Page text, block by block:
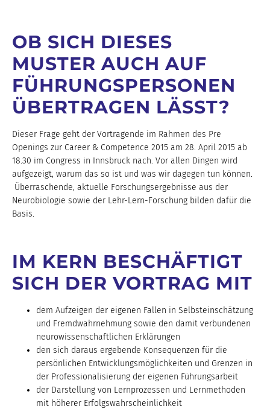
OB SICH DIESES
MUSTER AUCH AUF
FÜHRUNGSPERSONEN
ÜBERTRAGEN LÄSST?
Dieser Frage geht der Vortragende im Rahmen des Pre
Openings zur Career & Competence 2015 am 28. April 2015 ab
18.30 im Congress in Innsbruck nach. Vor allen Dingen wird
aufgezeigt, warum das so ist und was wir dagegen tun können.
Überraschende, aktuelle Forschungsergebnisse aus der
Neurobiologie sowie der Lehr-Lern-Forschung bilden dafür die
Basis.
IM KERN BESCHÄFTIGT
SICH DER VORTRAG MIT
dem Aufzeigen der eigenen Fallen in Selbsteinschätzung
und Fremdwahrnehmung sowie den damit verbundenen
neurowissenschaftlichen Erklärungen
den sich daraus ergebende Konsequenzen für die
persönlichen Entwicklungsmöglichkeiten und Grenzen in
der Professionalisierung der eigenen Führungsarbeit
der Darstellung von Lernprozessen und Lernmethoden
mit höherer Erfolgswahrscheinlichkeit